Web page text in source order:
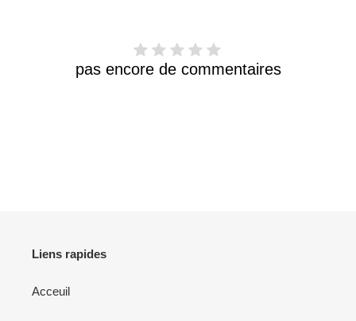
pas encore de commentaires
Liens rapides
Acceuil